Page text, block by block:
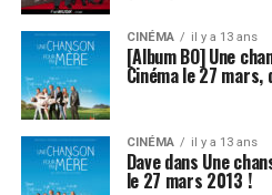
CINÉMA il y a 13 ans
[Album BO] Une
Cinéma le 27 mars,
CINÉMA il y a 13 ans
Dave dans Une
le 27 mars 2013 !